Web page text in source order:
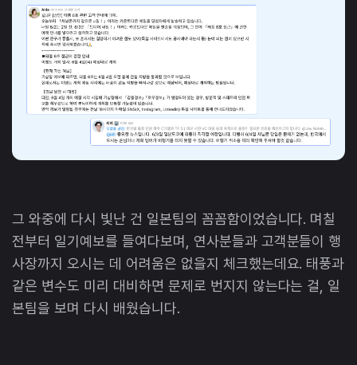
그 와중에 다시 빛난 건 일본팀의 꼼꼼함이었습니다. 며칠
전부터 일기예보를 들여다보며, 연사분들과 고객분들이 행
사장까지 오시는 데 어려움은 없을지 체크했는데요. 태풍과
같은 변수도 미리 대비하면 문제로 번지지 않는다는 걸, 일
본팀을 보며 다시 배웠습니다.